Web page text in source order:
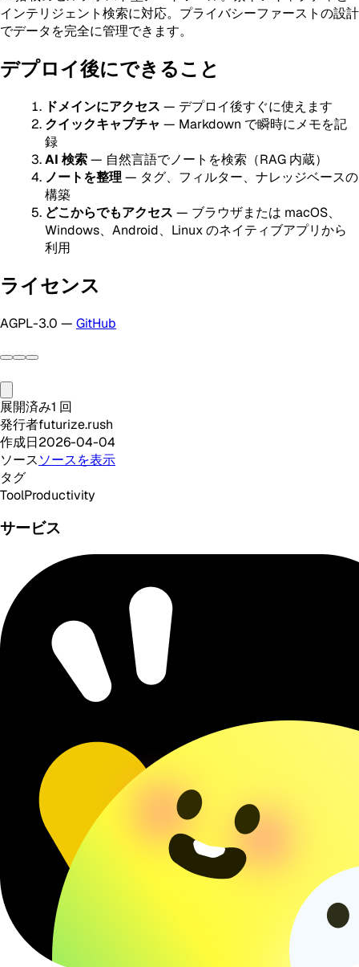
インテリジェント検索に対応。プライバシーファーストの設計
でデータを完全に管理できます。
デプロイ後にできること
ドメインにアクセス — デプロイ後すぐに使えます
クイックキャプチャ — Markdown で瞬時にメモを記
録
AI 検索— 自然言語でノートを検索（RAG 内蔵）
ノートを整理 — タグ、フィルター、ナレッジベースの
構築
どこからでもアクセス — ブラウザまたは macOS、
Windows、Android、Linux のネイティブアプリから
利用
ライセンス
AGPL-3.0 — GitHub
展開済み1 回
発行者futurize.rush
作成日2026-04-04
ソースソースを表示
タグ
ToolProductivity
サービス